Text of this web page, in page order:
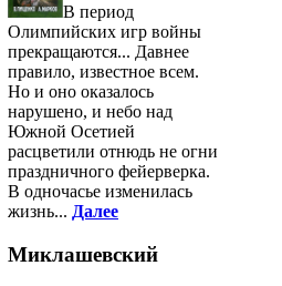
В период
Олимпийских игр войны
прекращаются... Давнее
правило, известное всем.
Но и оно оказалось
нарушено, и небо над
Южной Осетией
расцветили отнюдь не огни
праздничного фейерверка.
В одночасье изменилась
жизнь... Далее
Миклашевский